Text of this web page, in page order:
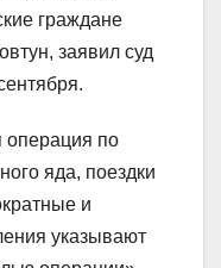
граждане
заявил суд
операция по
яда, поездки
и
указывают